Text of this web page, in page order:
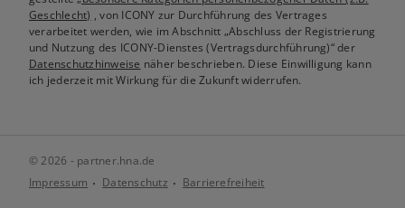
Geschlecht) , von ICONY zur Durchführung des Vertrages
verarbeitet werden, wie im Abschnitt „Abschluss der Registrierung
und Nutzung des ICONY-Dienstes (Vertragsdurchführung)“ der
Datenschutzhinweise näher beschrieben. Diese Einwilligung kann
ich jederzeit mit Wirkung für die Zukunft widerrufen.
© 2026 - partner.hna.de
Impressum
Datenschutz Barrierefreiheit